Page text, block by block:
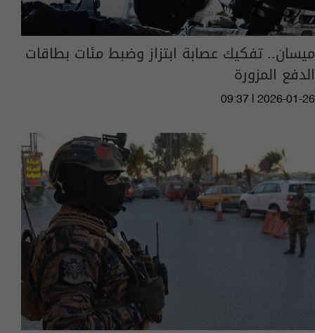
ميسان.. تفكيك عصابة ابتزاز وضبط مئات بطاقات
الدفع المزورة
09:37 | 2026-01-26